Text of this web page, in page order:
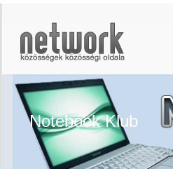
Notebook Klub